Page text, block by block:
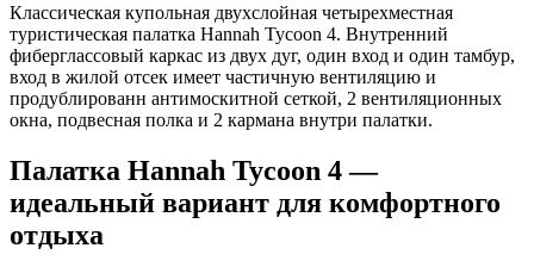
Классическая купольная двухслойная четырехместная
туристическая палатка Hannah Tycoon 4. Внутренний
фиберглассовый каркас из двух дуг, один вход и один тамбур,
вход в жилой отсек имеет частичную вентиляцию и
продублированн антимоскитной сеткой, 2 вентиляционных
окна, подвесная полка и 2 кармана внутри палатки.
Палатка Hannah Tycoon 4 —
идеальный вариант для комфортного
отдыха